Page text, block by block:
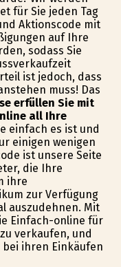
für Sie jeden Tag
Aktionscode mit
auf Ihre
sodass Sie
ist jedoch, dass
muss! Das
erfüllen Sie mit
all Ihre
einfach es ist und
einigen wenigen
ist unsere Seite
die Ihre
ihre
zur Verfügung
auszudehnen. Mit
Einfach-online für
verkaufen, und
ihren Einkäufen